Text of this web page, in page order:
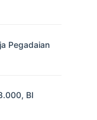
Pegadaian
BI